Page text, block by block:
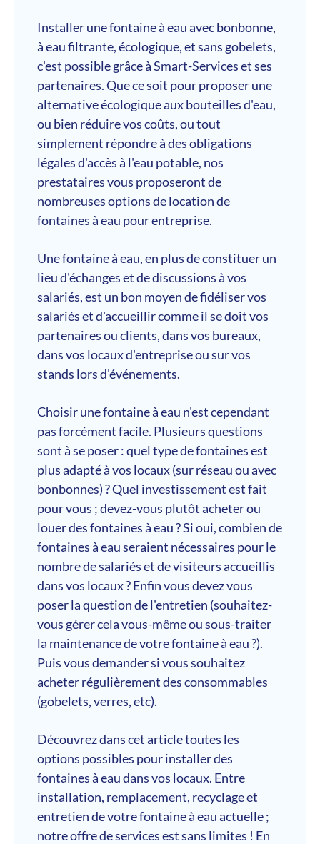
Installer une fontaine à eau avec bonbonne,
à eau filtrante, écologique, et sans gobelets,
c'est possible grâce à Smart-Services et ses
partenaires. Que ce soit pour proposer une
alternative écologique aux bouteilles d'eau,
ou bien réduire vos coûts, ou tout
simplement répondre à des obligations
légales d'accès à l'eau potable, nos
prestataires vous proposeront de
nombreuses options de location de
fontaines à eau pour entreprise.
Une fontaine à eau, en plus de constituer un
lieu d'échanges et de discussions à vos
salariés, est un bon moyen de fidéliser vos
salariés et d'accueillir comme il se doit vos
partenaires ou clients, dans vos bureaux,
dans vos locaux d'entreprise ou sur vos
stands lors d'événements.
Choisir une fontaine à eau n'est cependant
pas forcément facile. Plusieurs questions
sont à se poser : quel type de fontaines est
plus adapté à vos locaux (sur réseau ou avec
bonbonnes) ? Quel investissement est fait
pour vous ; devez-vous plutôt acheter ou
louer des fontaines à eau ? Si oui, combien de
fontaines à eau seraient nécessaires pour le
nombre de salariés et de visiteurs accueillis
dans vos locaux ? Enfin vous devez vous
poser la question de l'entretien (souhaitez-
vous gérer cela vous-même ou sous-traiter
la maintenance de votre fontaine à eau ?).
Puis vous demander si vous souhaitez
acheter régulièrement des consommables
(gobelets, verres, etc).
Découvrez dans cet article toutes les
options possibles pour installer des
fontaines à eau dans vos locaux. Entre
installation, remplacement, recyclage et
entretien de votre fontaine à eau actuelle ;
notre offre de services est sans limites ! En